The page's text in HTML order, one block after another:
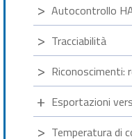
Autocontrollo
Tracciabilità
Riconoscimenti:
Esportazioni
Temperatura di